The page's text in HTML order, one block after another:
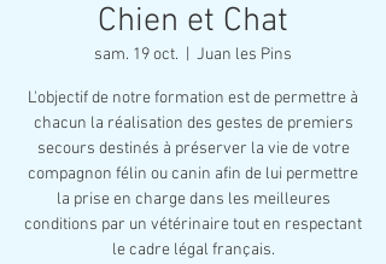
Chien et Chat
sam. 19 oct. Juan les Pins
L'objectif de notre formation est de permettre à
chacun la réalisation des gestes de premiers
secours destinés à préserver la vie de votre
compagnon félin ou canin afin de lui permettre
la prise en charge dans les meilleures
conditions par un vétérinaire tout en respectant
le cadre légal français.